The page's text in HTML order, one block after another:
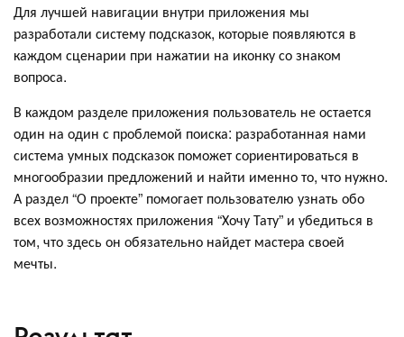
Для лучшей навигации внутри приложения мы
разработали систему подсказок, которые появляются в
каждом сценарии при нажатии на иконку со знаком
вопроса.
В каждом разделе приложения пользователь не остается
один на один с проблемой поиска: разработанная нами
система умных подсказок поможет сориентироваться в
многообразии предложений и найти именно то, что нужно.
А раздел “О проекте” помогает пользователю узнать обо
всех возможностях приложения “Хочу Тату” и убедиться в
том, что здесь он обязательно найдет мастера своей
мечты.